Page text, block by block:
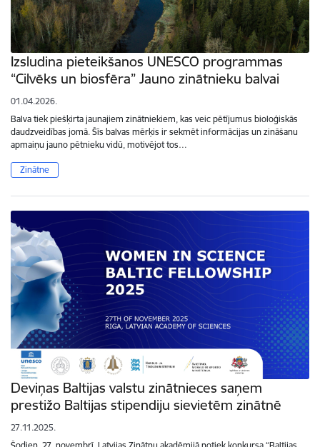
Izsludina pieteikšanos UNESCO programmas
“Cilvēks un biosfēra” Jauno zinātnieku balvai
01.04.2026.
Balva tiek piešķirta jaunajiem zinātniekiem, kas veic pētījumus bioloģiskās
daudzveidības jomā. Šīs balvas mērķis ir sekmēt informācijas un zināšanu
apmaiņu jauno pētnieku vidū, motivējot tos…
Zinātne
Deviņas Baltijas valstu zinātnieces saņem
prestižo Baltijas stipendiju sievietēm zinātnē
27.11.2025.